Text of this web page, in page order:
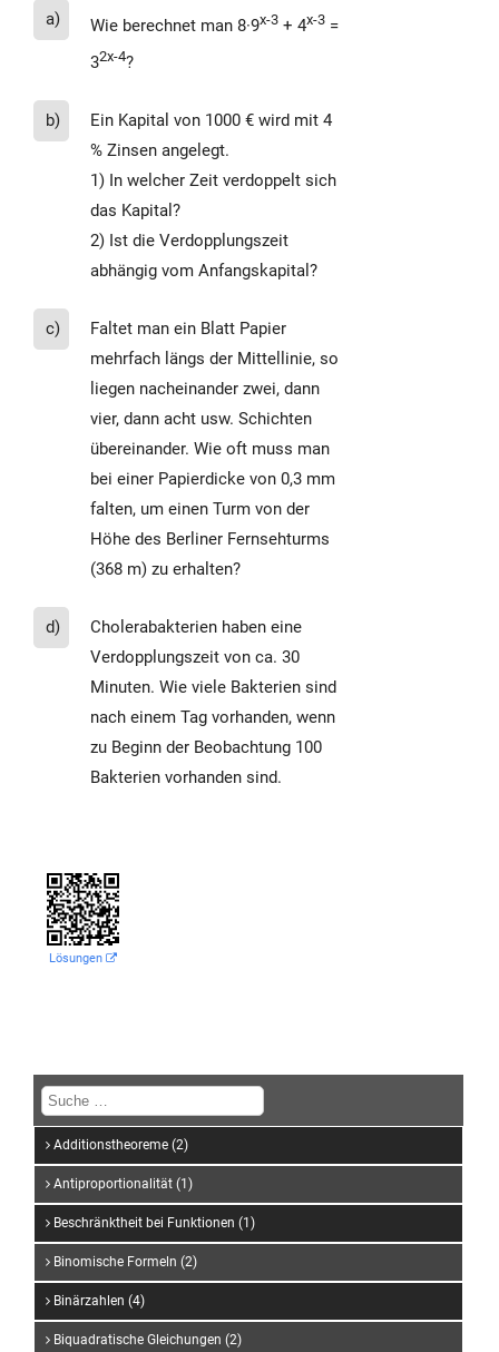
a) Wie berechnet man 8·9x-3 + 4x-3 =
32x-4?
b)
Ein Kapital von 1000 € wird mit 4
% Zinsen angelegt.
1) In welcher Zeit verdoppelt sich
das Kapital?
2) Ist die Verdopplungszeit
abhängig vom Anfangskapital?
c)
Faltet man ein Blatt Papier
mehrfach längs der Mittellinie, so
liegen nacheinander zwei, dann
vier, dann acht usw. Schichten
übereinander. Wie oft muss man
bei einer Papierdicke von 0,3 mm
falten, um einen Turm von der
Höhe des Berliner Fernsehturms
(368 m) zu erhalten?
d)
Cholerabakterien haben eine
Verdopplungszeit von ca. 30
Minuten. Wie viele Bakterien sind
nach einem Tag vorhanden, wenn
zu Beginn der Beobachtung 100
Bakterien vorhanden sind.
Lösungen
Additionstheoreme (2)
Antiproportionalität (1)
Beschränktheit bei Funktionen (1)
Binomische Formeln (2)
Binärzahlen (4)
Biquadratische Gleichungen (2)